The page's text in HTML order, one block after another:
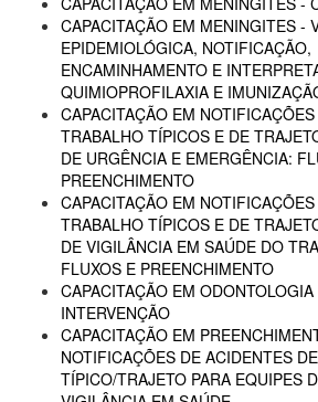
CAPACITAÇÃO EM MENINGITES -
EPIDEMIOLÓGICA, NOTIFICAÇÃO,
ENCAMINHAMENTO E
QUIMIOPROFILAXIA E
CAPACITAÇÃO EM
TRABALHO TÍPICOS E DE
DE URGÊNCIA E EMERGÊNCIA:
PREENCHIMENTO
CAPACITAÇÃO EM
TRABALHO TÍPICOS E DE
DE VIGILÂNCIA EM SAÚDE DO
FLUXOS E PREENCHIMENTO
CAPACITAÇÃO EM
INTERVENÇÃO
CAPACITAÇÃO EM
NOTIFICAÇÕES DE ACIDENTES
TÍPICO/TRAJETO PARA EQUIPES